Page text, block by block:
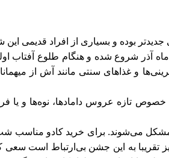
بوده و بسیاری از افراد قدیمی این
آذر شروع شده و هنگام طلوع آفتاب
و غذاهای سنتی مانند آش از
تازه عروس دامادها، نوه‌ها و یا
مشکل می‌شوند. برای خرید کادو مناسب شب
تقریبا به این جشن بی‌ارتباط است سعی